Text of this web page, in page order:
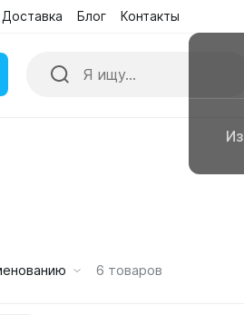
Доставка Блог Контакты
6 товаров